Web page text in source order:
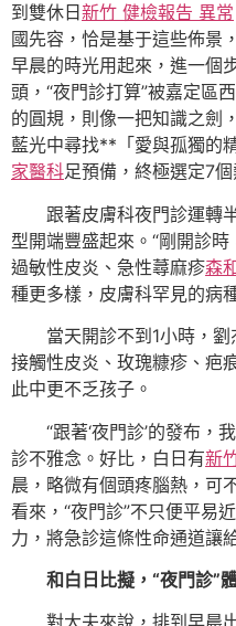
到雙休日 新竹 健檢報告 異常
國先容，恰是基于這些佈景
早晨的時光用起來，進一個
頭，“夜門診打算”被嘉定區
的圓規，則像一把知識之劍
藍光中尋找**「愛與孤獨的
家醫科足預備，終極選定7
跟著皮膚科夜門診運轉
型開端豐盛起來。“剛開診
過敏性皮炎、急性蕁麻疹森
種更多樣，皮膚科罕見的病
當天開診不到1小時，
接觸性皮炎、玫瑰糠疹、疤
此中更不乏孩子。
“跟著‘夜門診’的發布，
診不雅念。好比，白日有新
晨，略微有個頭疼腦熱，可
看來，“夜門診”不只便平易
力，將急診這條性命通道讓
和白日比擬，“夜門診”